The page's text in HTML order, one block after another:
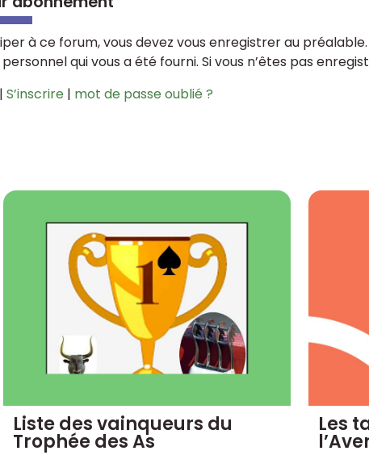
à ce forum, vous devez vous enregistrer au
qui vous a été fourni. Si vous n’êtes pas
| S’inscrire | mot de passe oublié ?
Liste des vainqueurs du
Trophée des As
Les